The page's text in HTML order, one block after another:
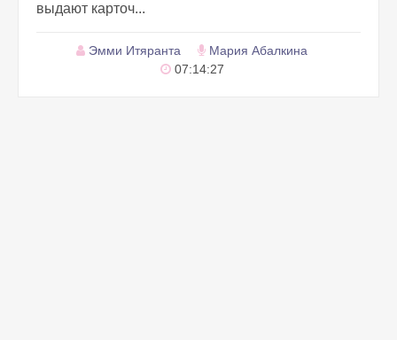
выдают карточ...
Эмми Итяранта
Мария Абалкина
07:14:27